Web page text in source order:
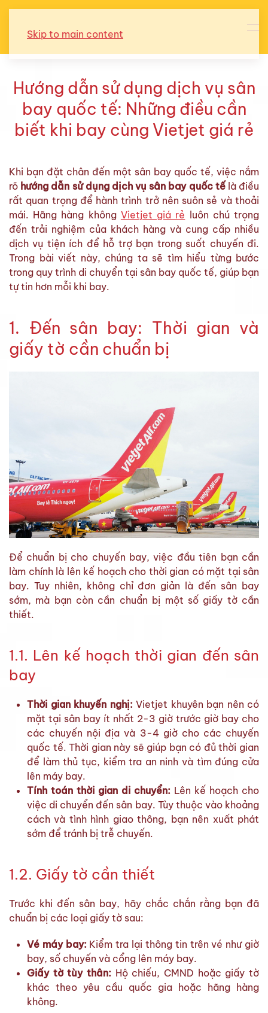
Skip to main content
Hướng dẫn sử dụng dịch vụ sân
bay quốc tế: Những điều cần
biết khi bay cùng Vietjet giá rẻ
Khi bạn đặt chân đến một sân bay quốc tế, việc nắm
rõ hướng dẫn sử dụng dịch vụ sân bay quốc tếlà điều
rất quan trọng để hành trình trở nên suôn sẻ và thoải
mái. Hãng hàng không Vietjet giá rẻ luôn chú trọng
đến trải nghiệm của khách hàng và cung cấp nhiều
dịch vụ tiện ích để hỗ trợ bạn trong suốt chuyến đi.
Trong bài viết này, chúng ta sẽ tìm hiểu từng bước
trong quy trình di chuyển tại sân bay quốc tế, giúp bạn
tự tin hơn mỗi khi bay.
1. Đến sân bay: Thời gian và
giấy tờ cần chuẩn bị
Để chuẩn bị cho chuyến bay, việc đầu tiên bạn cần
làm chính là lên kế hoạch cho thời gian có mặt tại sân
bay. Tuy nhiên, không chỉ đơn giản là đến sân bay
sớm, mà bạn còn cần chuẩn bị một số giấy tờ cần
thiết.
1.1. Lên kế hoạch thời gian đến sân
bay
Thời gian khuyến nghị:Vietjet khuyên bạn nên có
mặt tại sân bay ít nhất 2-3 giờ trước giờ bay cho
các chuyến nội địa và 3-4 giờ cho các chuyến
quốc tế. Thời gian này sẽ giúp bạn có đủ thời gian
để làm thủ tục, kiểm tra an ninh và tìm đúng cửa
lên máy bay.
Tính toán thời gian di chuyển: Lên kế hoạch cho
việc di chuyển đến sân bay. Tùy thuộc vào khoảng
cách và tình hình giao thông, bạn nên xuất phát
sớm để tránh bị trễ chuyến.
1.2. Giấy tờ cần thiết
Trước khi đến sân bay, hãy chắc chắn rằng bạn đã
chuẩn bị các loại giấy tờ sau:
Vé máy bay:Kiểm tra lại thông tin trên vé như giờ
bay, số chuyến và cổng lên máy bay.
Giấy tờ tùy thân: Hộ chiếu, CMND hoặc giấy tờ
khác theo yêu cầu quốc gia hoặc hãng hàng
không.